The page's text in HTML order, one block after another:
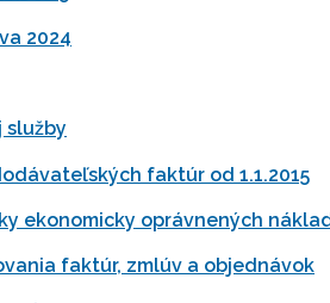
2024
služby
faktúr od 1.1.2015
ekonomicky oprávnených
faktúr, zmlúv a objednávok